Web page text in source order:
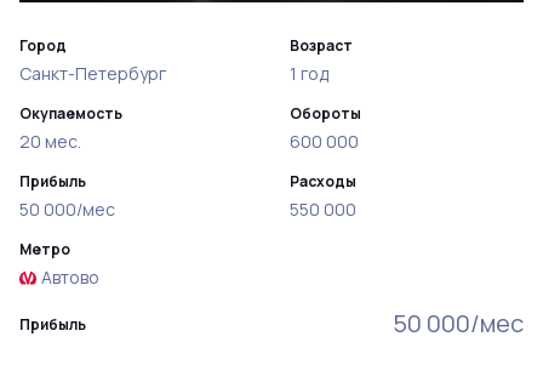
Прибыль 50 000/мес
Город
Санкт-Петербург
Окупаемость
20 мес.
Прибыль
50 000/мес
Возраст
1 год
Обороты
600 000
Расходы
550 000
Метро
Автово